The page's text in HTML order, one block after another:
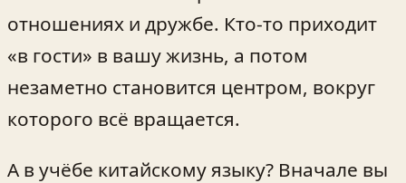
отношениях и дружбе. Кто-то приходит
«в гости» в вашу жизнь, а потом
незаметно становится центром, вокруг
которого всё вращается.
А в учёбе китайскому языку? Вначале вы